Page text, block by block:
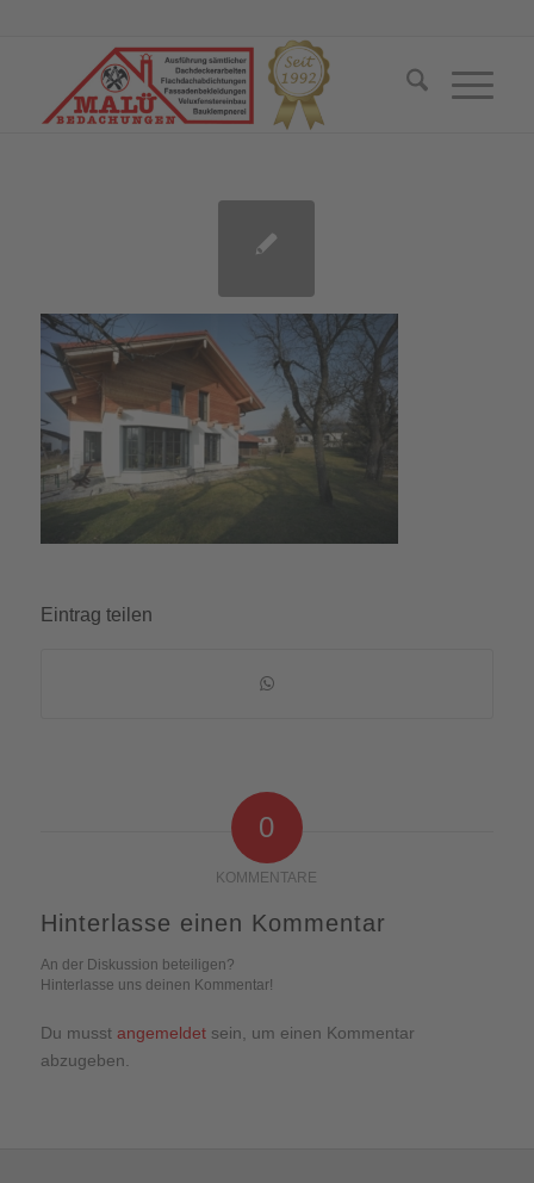
Eintrag teilen
0
KOMMENTARE
Hinterlasse einen Kommentar
An der Diskussion beteiligen?
Hinterlasse uns deinen Kommentar!
Du musst angemeldetsein, um einen Kommentar
abzugeben.